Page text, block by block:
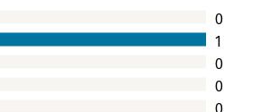
Leiderschap
0
1
0
0